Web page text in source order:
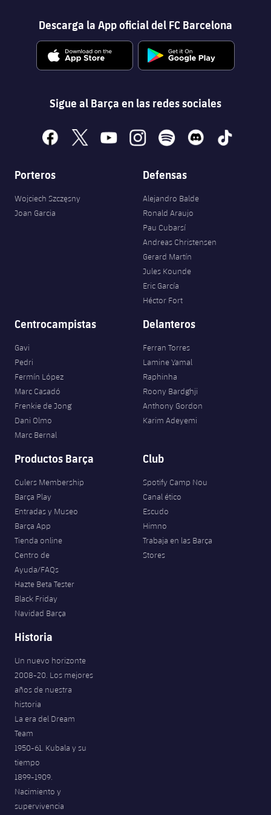
Descarga la App oficial del FC Barcelona
Sigue al Barça en las redes sociales
facebook
x youtubeinstagramspotify discord tiktok
Porteros
Wojciech Szczęsny
Joan Garcia
Defensas
Alejandro Balde
Ronald Araujo
Pau Cubarsí
Andreas Christensen
Gerard Martín
Jules Kounde
Eric García
Héctor Fort
Centrocampistas
Gavi
Pedri
Fermín López
Marc Casadó
Frenkie de Jong
Dani Olmo
Marc Bernal
Delanteros
Ferran Torres
Lamine Yamal
Raphinha
Roony Bardghji
Anthony Gordon
Karim Adeyemi
Productos Barça
Culers Membership
Barça Play
Entradas y Museo
Barça App
Tienda online
Centro de
Ayuda/FAQs
Hazte Beta Tester
Black Friday
Navidad Barça
Club
Spotify Camp Nou
Canal ético
Escudo
Himno
Trabaja en las Barça
Stores
Historia
Un nuevo horizonte
2008-20. Los mejores
años de nuestra
historia
La era del Dream
Team
1950-61. Kubala y su
tiempo
1899-1909.
Nacimiento y
supervivencia